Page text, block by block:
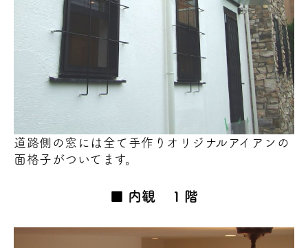
道路側の窓には全て手作りオリジナルアイアンの
面格子がついてます。
内観 １階